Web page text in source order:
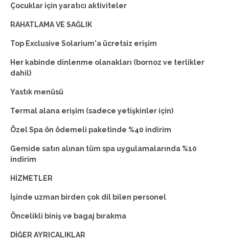
Çocuklar için yaratıcı aktiviteler
RAHATLAMA VE SAĞLIK
Top Exclusive Solarium'a ücretsiz erişim
Her kabinde dinlenme olanakları (bornoz ve terlikler
dahil)
Yastık menüsü
Termal alana erişim (sadece yetişkinler için)
Özel Spa ön ödemeli paketinde %40 indirim
Gemide satın alınan tüm spa uygulamalarında %10
indirim
HİZMETLER
İşinde uzman birden çok dil bilen personel
Öncelikli biniş ve bagaj bırakma
DİĞER AYRICALIKLAR